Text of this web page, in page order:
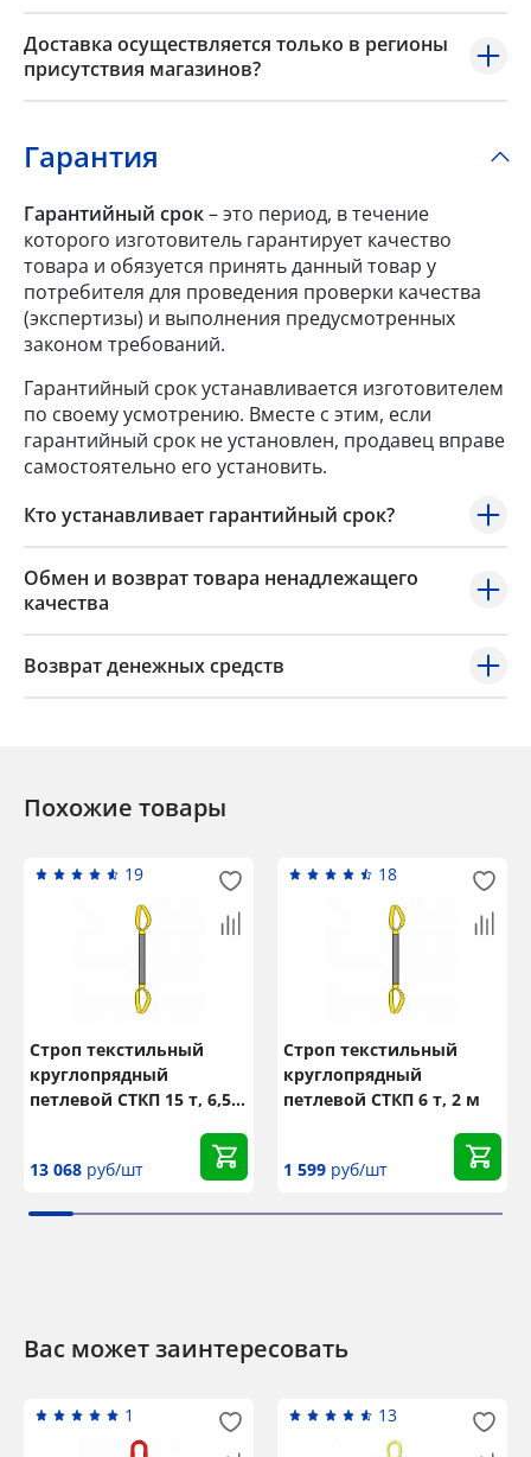
Доставка осуществляется только в регионы
присутствия магазинов?
Гарантия
Гарантийный срок– это период, в течение
которого изготовитель гарантирует качество
товара и обязуется принять данный товар у
потребителя для проведения проверки качества
(экспертизы) и выполнения предусмотренных
законом требований.
Гарантийный срок устанавливается изготовителем
по своему усмотрению. Вместе с этим, если
гарантийный срок не установлен, продавец вправе
самостоятельно его установить.
Кто устанавливает гарантийный срок?
Обмен и возврат товара ненадлежащего
качества
Возврат денежных средств
Похожие товары
19
Строп текстильный
круглопрядный
петлевой СТКП 15 т, 6,5
13 068 руб/шт
18
Строп текстильный
круглопрядный
петлевой СТКП 6 т, 2 м
1 599 руб/шт
Вас может заинтересовать
1 13